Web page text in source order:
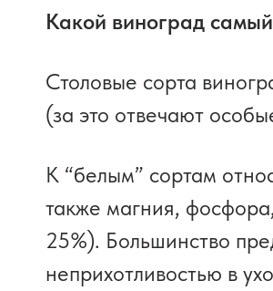
Какой виноград
Столовые сорта
(за это отвечают
К “белым” сортам
также магния,
25%). Большинство
неприхотливостью в